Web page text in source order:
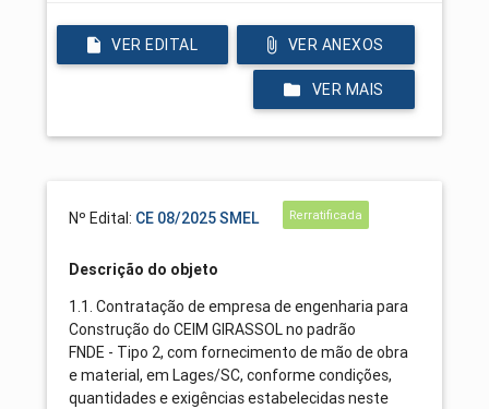
VER EDITAL VER ANEXOS
VER MAIS
Nº Edital: CE 08/2025 SMEL Rerratificada
Descrição do objeto
1.1. Contratação de empresa de engenharia para
Construção do CEIM GIRASSOL no padrão
FNDE - Tipo 2, com fornecimento de mão de obra
e material, em Lages/SC, conforme condições,
quantidades e exigências estabelecidas neste